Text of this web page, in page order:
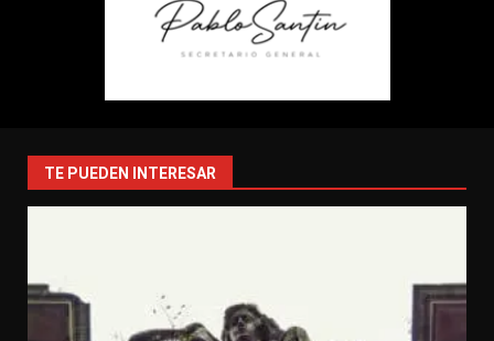
TE PUEDEN INTERESAR